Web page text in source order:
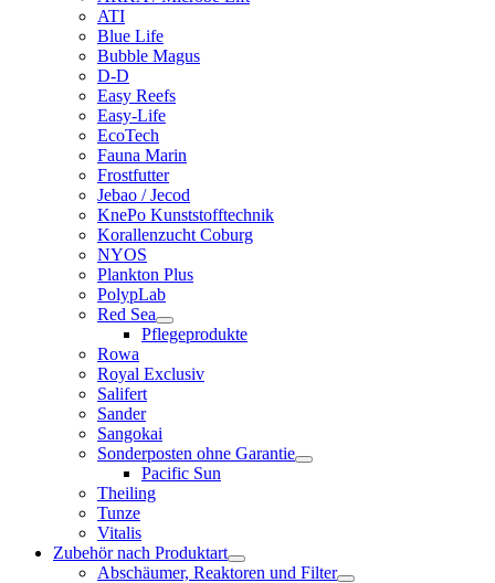
ATI
Blue Life
Bubble Magus
D-D
Easy Reefs
Easy-Life
EcoTech
Fauna Marin
Frostfutter
Jebao / Jecod
KnePo Kunststofftechnik
Korallenzucht Coburg
NYOS
Plankton Plus
PolypLab
Red Sea
Pflegeprodukte
Rowa
Royal Exclusiv
Salifert
Sander
Sangokai
Sonderposten ohne Garantie
Pacific Sun
Theiling
Tunze
Vitalis
Zubehör nach Produktart
Abschäumer, Reaktoren und Filter